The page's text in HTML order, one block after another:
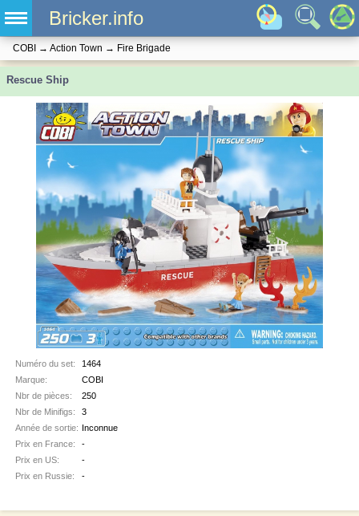
Bricker.info
COBI → Action Town → Fire Brigade
Rescue Ship
Numéro du set:
1464
Marque:
COBI
Nbr de pièces:
250
Nbr de Minifigs:
3
Année de sortie: Inconnue
Prix en France:
-
Prix en US:
-
Prix en Russie:
-